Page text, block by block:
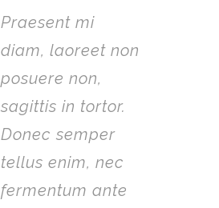
Praesent mi
diam, laoreet non
posuere non,
sagittis in tortor.
Donec semper
tellus enim, nec
fermentum ante